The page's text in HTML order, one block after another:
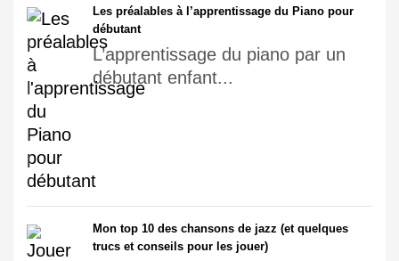
Les préalables à l’apprentissage du Piano pour
débutant
L’apprentissage du piano par un
débutant enfant...
Mon top 10 des chansons de jazz (et quelques
trucs et conseils pour les jouer)